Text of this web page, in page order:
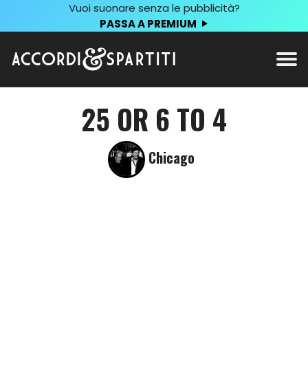
Vuoi suonare senza le pubblicità?
PASSA A PREMIUM
25 OR 6 TO 4
Chicago